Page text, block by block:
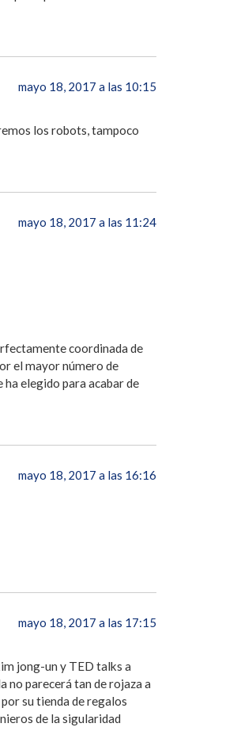
mayo 18, 2017 a las 10:15
los robots, tampoco
mayo 18, 2017 a las 11:24
coordinada de
el mayor número de
elegido para acabar de
mayo 18, 2017 a las 16:16
mayo 18, 2017 a las 17:15
jong-un y TED talks a
no parecerá tan de rojaza a
su tienda de regalos
de la sigularidad